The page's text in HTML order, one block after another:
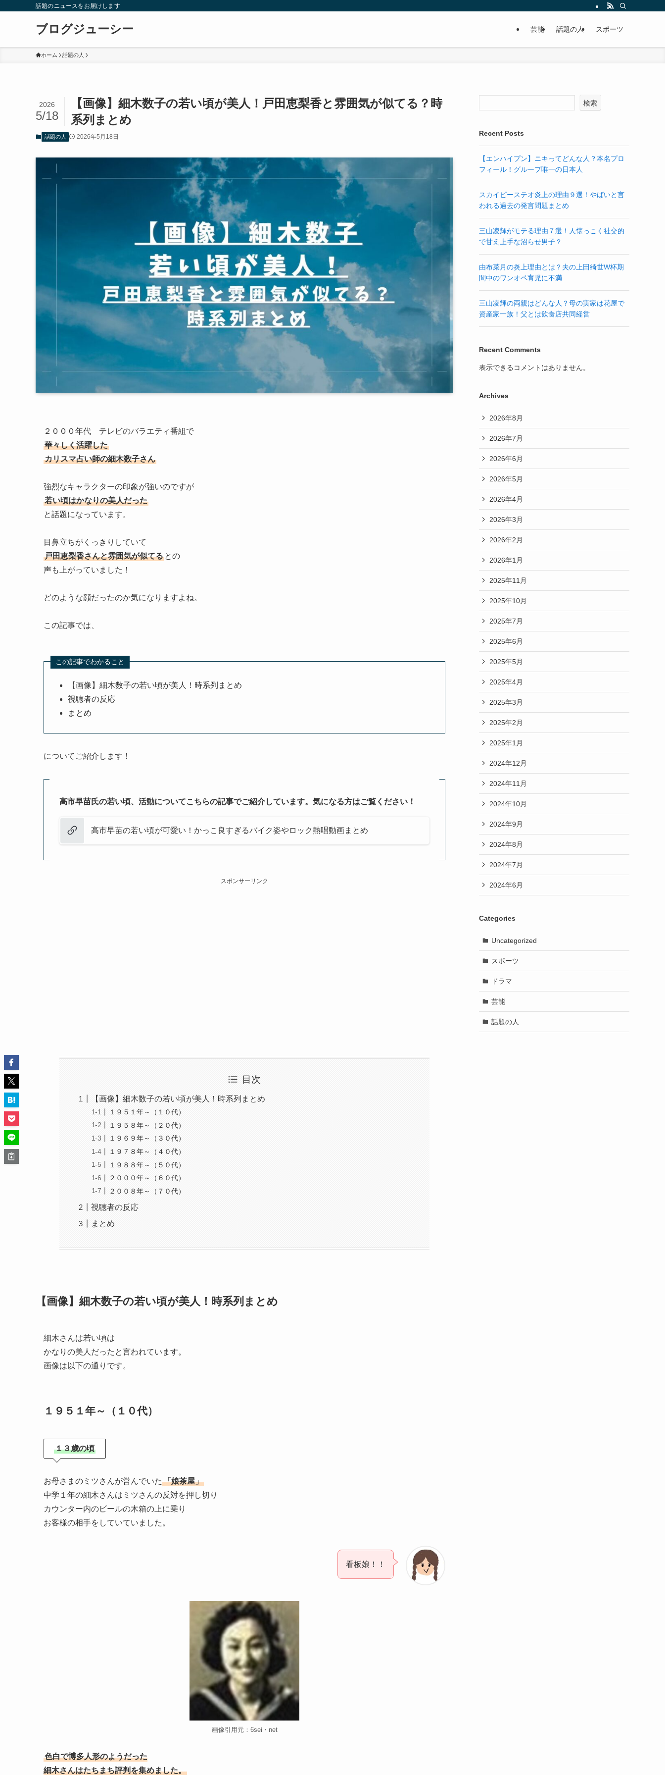
話題のニュースをお届けします
ブログジューシー 芸能 話題の人 スポーツ
ホーム 話題の人
【画像】細木数子の若い頃が美人！戸田恵梨香と雰囲気が似てる？時
系列まとめ
2026
5/18
話題の人 2026年5月18日
２０００年代 テレビのバラエティ番組で
華々しく活躍した
カリスマ占い師の細木数子さん
強烈なキャラクターの印象が強いのですが
若い頃はかなりの美人だった
と話題になっています。
目鼻立ちがくっきりしていて
戸田恵梨香さんと雰囲気が似てる との
声も上がっていました！
どのような顔だったのか気になりますよね。
この記事では、
この記事でわかること
【画像】細木数子の若い頃が美人！時系列まとめ
視聴者の反応
まとめ
についてご紹介します！
高市早苗氏の若い頃、活動についてこちらの記事でご紹介しています。気になる方はご覧ください！
高市早苗の若い頃が可愛い！かっこ良すぎるバイク姿やロック熱唱動画まとめ
スポンサーリンク
目次
【画像】細木数子の若い頃が美人！時系列まとめ
１９５１年～（１０代）
１９５８年～（２０代）
１９６９年～（３０代）
１９７８年～（４０代）
１９８８年～（５０代）
２０００年～（６０代）
２００８年～（７０代）
視聴者の反応
まとめ
【画像】細木数子の若い頃が美人！時系列まとめ
細木さんは若い頃は
かなりの美人だったと言われています。
画像は以下の通りです。
１９５１年～（１０代）
１３歳の頃
お母さまのミツさんが営んでいた 「娘茶屋」
中学１年の細木さんはミツさんの反対を押し切り
カウンター内のビールの木箱の上に乗り
お客様の相手をしていていました。
看板娘！！
画像引用元：6sei・net
色白で博多人形のようだった
細木さんはたちまち評判を集めました。
検索
Recent Posts
【エンハイプン】ニキってどんな人？本名プロ
フィール！グループ唯一の日本人
スカイピーステオ炎上の理由９選！やばいと言
われる過去の発言問題まとめ
三山凌輝がモテる理由７選！人懐っこく社交的
で甘え上手な沼らせ男子？
由布菜月の炎上理由とは？夫の上田綺世W杯期
間中のワンオペ育児に不満
三山凌輝の両親はどんな人？母の実家は花屋で
資産家一族！父とは飲食店共同経営
Recent Comments
表示できるコメントはありません。
Archives
2026年8月
2026年7月
2026年6月
2026年5月
2026年4月
2026年3月
2026年2月
2026年1月
2025年11月
2025年10月
2025年7月
2025年6月
2025年5月
2025年4月
2025年3月
2025年2月
2025年1月
2024年12月
2024年11月
2024年10月
2024年9月
2024年8月
2024年7月
2024年6月
Categories
Uncategorized
スポーツ
ドラマ
芸能
話題の人